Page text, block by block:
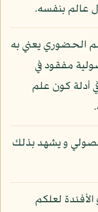
عالم بنفسه.
الحضوري يعني به
مفقود في
أدلة كون علم
و يشهد بذلك
لعلكم